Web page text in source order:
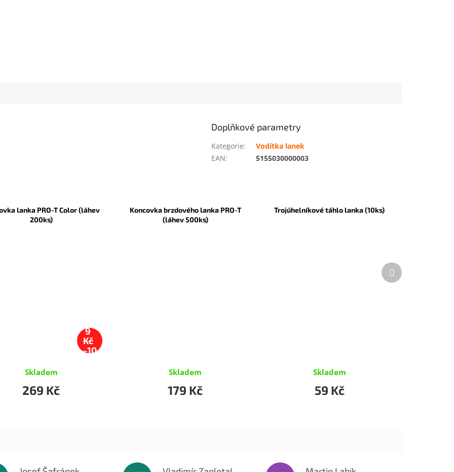
Doplňkové parametry
Kategorie:
Vodítka lanek
EAN: 5155030000003
9
Kč
–10
lanka PRO-T Color (láhev
200ks)
Skladem
269 Kč
Koncovka brzdového lanka PRO-T
(láhev 500ks)
Skladem
179 Kč
Trojúhelníkové táhlo lanka (10ks)
Skladem
59 Kč
Další
produkt